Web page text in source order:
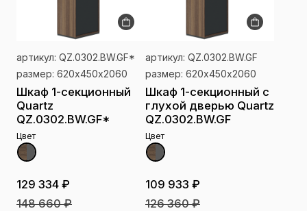
артикул: QZ.0302.BW.GF*
размер: 620х450х2060
Шкаф 1-секционный
Quartz
QZ.0302.BW.GF*
Цвет
129 334 ₽
148 660 ₽
артикул: QZ.0302.BW.GF
размер: 620х450х2060
Шкаф 1-секционный с
глухой дверью Quartz
QZ.0302.BW.GF
Цвет
109 933 ₽
126 360 ₽